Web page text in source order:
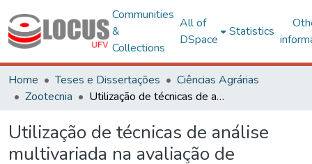
Communities
&
Collections
All of
DSpace
Statistics
Home Teses e Dissertações
Ciências Agrárias
Zootecnia
Utilização de técnicas de análise multivariada na avaliação de características quantitativas de uma população F2 de suínos
Utilização de técnicas de análise
multivariada na avaliação de